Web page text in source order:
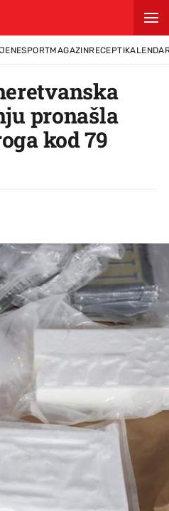
SPORTMAGAZINRECEPTI
pronašla
kod 79